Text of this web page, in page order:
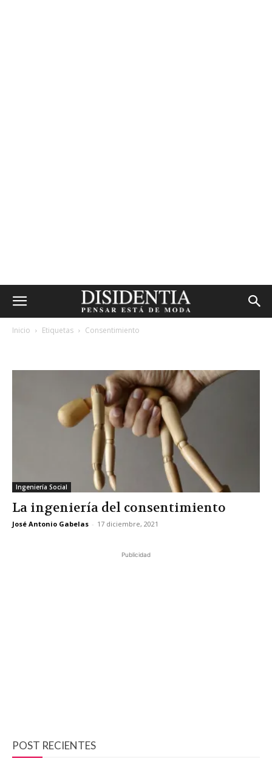
Inicio Etiquetas Consentimiento
Ingeniería Social
La ingeniería del consentimiento
José Antonio Gabelas - 17 diciembre, 2021
Publicidad
POST RECIENTES